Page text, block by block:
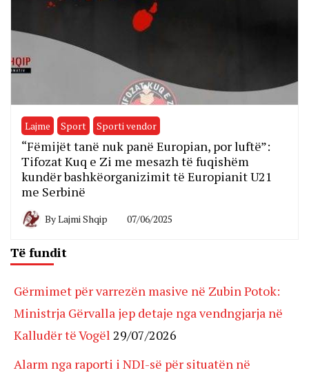
Lajme Sport Sporti vendor
“Fëmijët tanë nuk panë Europian, por luftë”:
Tifozat Kuq e Zi me mesazh të fuqishëm
kundër bashkëorganizimit të Europianit U21
me Serbinë
ByLajmi Shqip 07/06/2025
Të fundit
Gërmimet për varrezën masive në Zubin Potok:
Ministrja Gërvalla jep detaje nga vendngjarja në
Kalludër të Vogël 29/07/2026
Alarm nga raporti i NDI-së për situatën në